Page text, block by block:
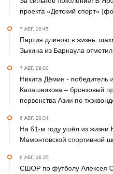
проекта «Детский спорт»
7 АВГ. 10:45
Партия длиною в жизнь:
Зыкина из Барнаула
7 АВГ. 09:00
Никита Дёмин - победитель
Калашникова – бронзовый
первенства Азии по
6 АВГ. 20:34
На 61-м году ушёл из жизни
Мамонтовской спортивной
6 АВГ. 18:35
СШОР по футболу Алексея